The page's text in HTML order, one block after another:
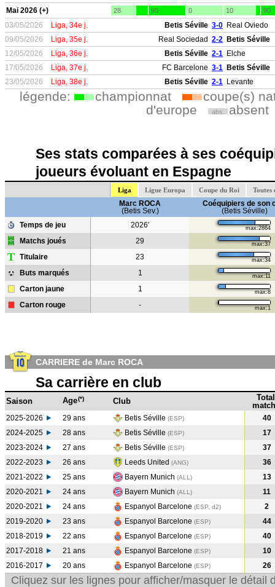
Mai 2026 (+) 28 90 0 10 90
03/05/2026 Liga, 34e j. Betis Séville 3-0 Real Oviedo
09/05/2026
Liga, 35e j. Real Sociedad 2-2 Betis Séville
12/05/2026
Liga, 36e j. Betis Séville 2-1 Elche
17/05/2026
Liga, 37e j. FC Barcelone 3-1 Betis Séville
23/05/2026
Liga, 38e j. Betis Séville 2-1 Levante
légende: championnat
coupe(s)
d'europe
abs. absent
Ses stats comparées à ses
joueurs évoluant en Espagne
Liga Ligue Europa Coupe du Roi Toutes
Marc ROCA
(Betis Sev.)
Coéquipiers de son
(Betis Séville)
Temps de jeu
2026' max:2864
Matchs joués 29 max:37
T Titulaire 23 max:34
Buts marqués 1 max:11
Carton jaune 1 max:8
Carton rouge - max:1
CARRIERE de Marc ROCA
Sa carrière en club
Saison Age(*) Club
Total
2025-2026 29 ans Betis Séville (ESP)
40
2024-2025
28 ans Betis Séville (ESP)
17
2023-2024
27 ans Betis Séville (ESP)
37
2022-2023
26 ans Leeds United (ANG)
36
2021-2022
25 ans Bayern Munich (ALL )
13
2020-2021
24 ans Bayern Munich (ALL )
11
2020-2021
24 ans Espanyol Barcelone (ESP, d2)
2
2019-2020
23 ans Espanyol Barcelone (ESP)
44
2018-2019
22 ans Espanyol Barcelone (ESP)
40
2017-2018
21 ans Espanyol Barcelone (ESP)
10
2016-2017
20 ans Espanyol Barcelone (ESP) 26
Cliquez sur les lignes pour afficher/masquer le détail